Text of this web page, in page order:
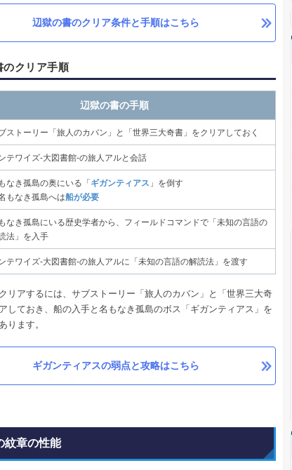
辺獄の書のクリア条件と手順はこちら
のクリア手順
辺獄の書の手順
ストーリー「旅人のカバン」と「世界三大奇書」をクリアしておく
テワイズ-大図書館-の旅人アルと会話
なき孤島の奥にいる「 ギガンティアス 」を倒す
もなき孤島へは船が必要
なき孤島にいる歴史学者から、フィールドコマンドで「未知の言語の
法」を入手
テワイズ-大図書館-の旅人アルに「未知の言語の解読法」を渡す
リアするには、サブストーリー「旅人のカバン」と「世界三大奇
しておき、船の入手と名もなき孤島のボス「ギガンティアス」を
ります。
ギガンティアスの弱点と攻略はこちら
紋章の性能